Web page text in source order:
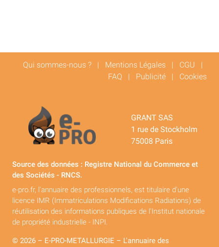
Qui sommes-nous ? | Mentions Légales | CGU |
FAQ | Publicité | Cookies
GRANT SAS
1 rue de Stockholm
75008 Paris
Source des données : Registre National du Commerce et
des Sociétés - RNCS.
e-pro.fr, l'annuaire des professionnels, est titulaire d'une
licence IMR (Immatriculations Modifications Radiations) de
réutilisation des informations publiques de l'Institut nationale
de propriété industrielle - INPI.
© 2026 – E-PRO-METALLURGIE – L'annuaire des